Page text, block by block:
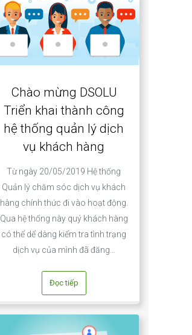
Chào mừng DSOLU
Triển khai thành công
hệ thống quản lý dịch
vụ khách hàng
Từ ngày 20/05/2019 Hệ thống
Quản lý chăm sóc dịch vụ khách
hàng chính thức đi vào hoạt động.
Qua hệ thống này quý khách hàng
có thể dể dàng kiểm tra tình trạng
dịch vụ của mình đã đăng…
Đọc tiếp